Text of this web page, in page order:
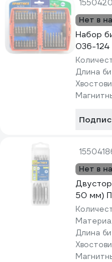
Нет в
Набор
036-124
Длина
Нет в
50 мм)
Длина